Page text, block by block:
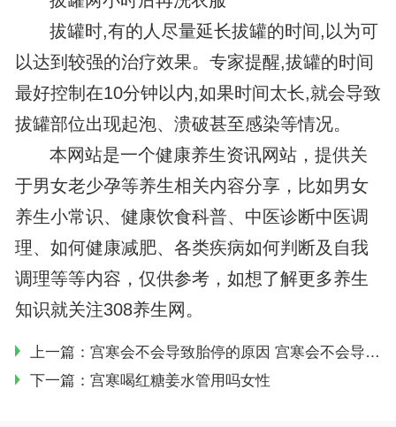
拔罐时,有的人尽量延长拔罐的时间,以为可
以达到较强的治疗效果。专家提醒,拔罐的时间
最好控制在10分钟以内,如果时间太长,就会导致
拔罐部位出现起泡、溃破甚至感染等情况。
本网站是一个健康养生资讯网站，提供关
于男女老少孕等养生相关内容分享，比如男女
养生小常识、健康饮食科普、中医诊断中医调
理、如何健康减肥、各类疾病如何判断及自我
调理等等内容，仅供参考，如想了解更多养生
知识就关注308养生网。
上一篇： 宫寒会不会导致胎停的原因 宫寒会不会导致胎停
下一篇： 宫寒喝红糖姜水管用吗女性